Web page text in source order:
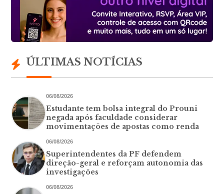
ÚLTIMAS NOTÍCIAS
06/08/2026
Estudante tem bolsa integral do Prouni
negada após faculdade considerar
movimentações de apostas como renda
06/08/2026
Superintendentes da PF defendem
direção-geral e reforçam autonomia das
investigações
06/08/2026